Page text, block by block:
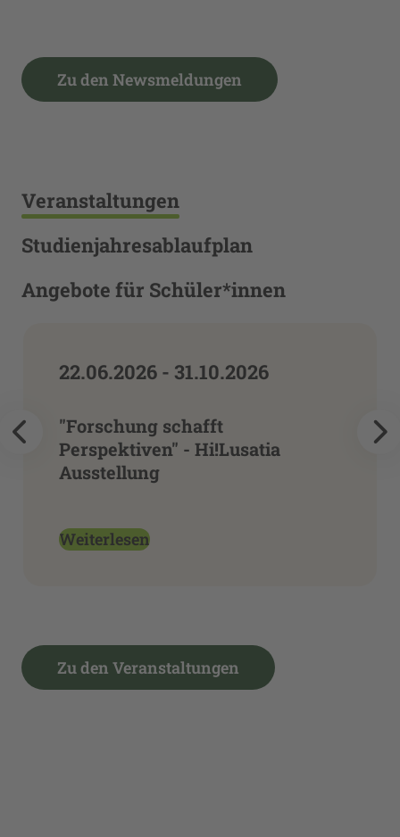
Zu den Newsmeldungen
Veranstaltungen
Studienjahresablaufplan
Angebote für Schüler*innen
22.06.2026 - 31.10.2026
"Forschung schafft
Perspektiven" - Hi!Lusatia
Ausstellung
Weiterlesen
Zu den Veranstaltungen